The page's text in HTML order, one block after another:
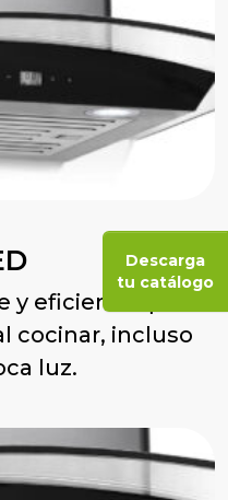
Descarga
tu catálogo
eficiente que
cocinar, incluso
luz.